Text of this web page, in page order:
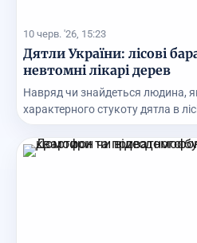
10 черв. '26, 15:23
Дятли України: лісові
невтомні лікарі дерев
Навряд чи знайдеться людина,
характерного стукоту дятла в